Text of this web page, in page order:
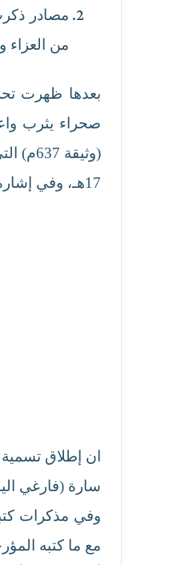
مصادر
من العزاء
صحراء يثرب
17هـ، وفي إشارة أخرى يصفون الساراكين بمسند قدمين للأباطرة الرومان وهو تلميح لدولة الغساسنة.
ان إطلاق
سارة (فارغي اليد)، أما تسمية
مع ما كتبه المؤرخون